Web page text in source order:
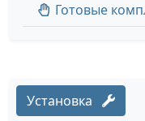
Готовые
Установка